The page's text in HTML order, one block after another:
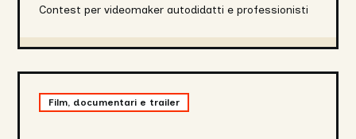
Contest per videomaker autodidatti e professionisti
Film, documentari e trailer